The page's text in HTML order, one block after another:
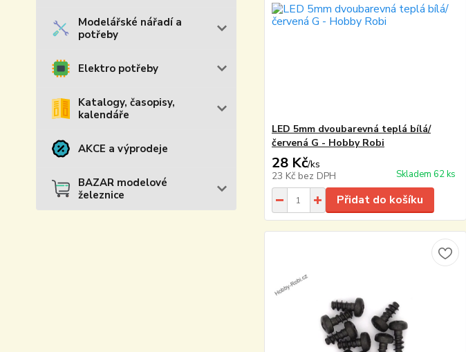
Modelářské nářadí a
potřeby
Elektro potřeby
Katalogy, časopisy,
kalendáře
AKCE a výprodeje
BAZAR modelové
železnice
LED 5mm dvoubarevná teplá bílá/
červená G - Hobby Robi
28 Kč/ks
23 Kč bez DPH Skladem 62 ks
Přidat do košíku